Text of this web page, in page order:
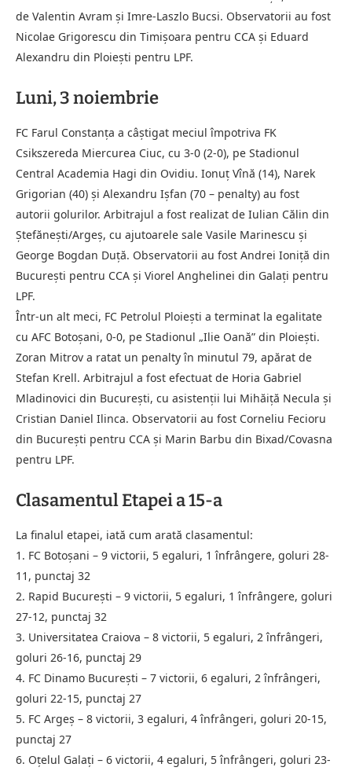
de Valentin Avram și Imre-Laszlo Bucsi. Observatorii au fost
Nicolae Grigorescu din Timișoara pentru CCA și Eduard
Alexandru din Ploiești pentru LPF.
Luni, 3 noiembrie
FC Farul Constanța a câștigat meciul împotriva FK
Csikszereda Miercurea Ciuc, cu 3-0 (2-0), pe Stadionul
Central Academia Hagi din Ovidiu. Ionuț Vînă (14), Narek
Grigorian (40) și Alexandru Ișfan (70 – penalty) au fost
autorii golurilor. Arbitrajul a fost realizat de Iulian Călin din
Ștefănești/Argeș, cu ajutoarele sale Vasile Marinescu și
George Bogdan Duță. Observatorii au fost Andrei Ioniță din
București pentru CCA și Viorel Anghelinei din Galați pentru
LPF.
Într-un alt meci, FC Petrolul Ploiești a terminat la egalitate
cu AFC Botoșani, 0-0, pe Stadionul „Ilie Oană” din Ploiești.
Zoran Mitrov a ratat un penalty în minutul 79, apărat de
Stefan Krell. Arbitrajul a fost efectuat de Horia Gabriel
Mladinovici din București, cu asistenții lui Mihăiță Necula și
Cristian Daniel Ilinca. Observatorii au fost Corneliu Fecioru
din București pentru CCA și Marin Barbu din Bixad/Covasna
pentru LPF.
Clasamentul Etapei a 15-a
La finalul etapei, iată cum arată clasamentul:
1. FC Botoșani – 9 victorii, 5 egaluri, 1 înfrângere, goluri 28-
11, punctaj 32
2. Rapid București – 9 victorii, 5 egaluri, 1 înfrângere, goluri
27-12, punctaj 32
3. Universitatea Craiova – 8 victorii, 5 egaluri, 2 înfrângeri,
goluri 26-16, punctaj 29
4. FC Dinamo București – 7 victorii, 6 egaluri, 2 înfrângeri,
goluri 22-15, punctaj 27
5. FC Argeș – 8 victorii, 3 egaluri, 4 înfrângeri, goluri 20-15,
punctaj 27
6. Oțelul Galați – 6 victorii, 4 egaluri, 5 înfrângeri, goluri 23-